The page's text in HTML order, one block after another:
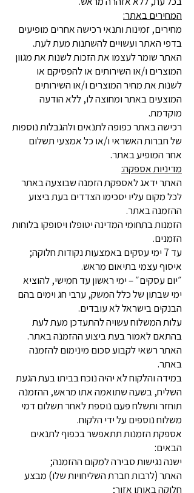
המחירים באתר:
מחירים, זמינות ותנאי רכישה אחרים מופיעים
בדפי האתר ועשויים להשתנות מעת לעת.
האתר שומר לעצמו את הזכות לשנות את מגוון
המוצרים ו/או השירותים או להפסיקם או
לשנות את מחיר המוצרים ו/או השירותים
המוצעים באתר ומחוצה לו, ללא הודעה
מוקדמת.
רכישה באתר כפופה לתנאים ולהגבלות נוספות
של חברות האשראי ו/או כל אמצעי תשלום
אחר המופיע באתר.
מדיניות אספקה:
האתר ידאג לאספקת הזמנה שבוצעה באתר
לכל מקום עליו יסכימו הצדדים בעת ביצוע
ההזמנה באתר.
הזמנות בתחומי המדינה יטופלו ויסופקו בלוחות
הזמנים.
עד 7 ימי עסקים באמצעות נקודות חלוקה;
איסוף עצמי בתיאום מראש.
״יום עסקים״ – ימי ראשון עד חמישי, להוציא
ימי שבתון של כלל המשק, ערבי חג וימים בהם
הבנקים בישראל לא עובדים.
עלות המשלוח עשויה להתעדכן מעת לעת
בהתאם לאמור בעת ביצוע ההזמנה באתר.
האתר רשאי לקבוע סכום מינימום להזמנה
באתר.
במידה והלקוח לא יהיה נוכח בביתו בעת הגעת
השליח, בשעה שתואמה אתו מראש, ההזמנה
תוחזר ותשלח פעם נוספת לאחר תשלום דמי
משלוח נוספים על ידי הלקוח.
אספקת הזמנות תתאפשר בכפוף לתנאים
הבאים:
ישנה נגישות סבירה למקום ההזמנה;
האתר (לרבות חברת השליחויות שלו) מבצע
חלוקה באותו אזור;